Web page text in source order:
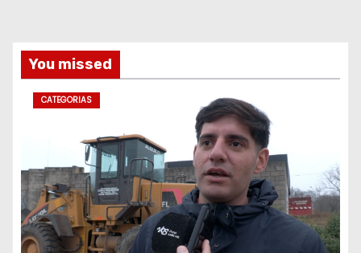
You missed
CATEGORIAS